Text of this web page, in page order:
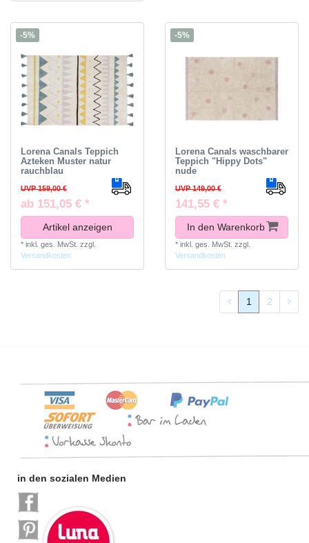
-5%
Lorena Canals Teppich
Azteken Muster natur
rauchblau
UVP 159,00 €
ab 151,05 € *
Artikel anzeigen
* inkl. ges. MwSt. zzgl.
Versandkosten
-5%
Lorena Canals waschbarer
Teppich "Hippy Dots"
nude
UVP 149,00 €
141,55 € *
In den Warenkorb
* inkl. ges. MwSt. zzgl.
Versandkosten
1 2
in den sozialen Medien